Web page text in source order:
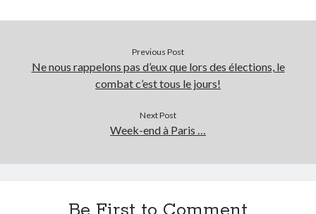
Sons
Vidéos
Previous Post
Ne nous rappelons pas d’eux que lors des élections, le
combat c’est tous le jours!
Next Post
Week-end à Paris …